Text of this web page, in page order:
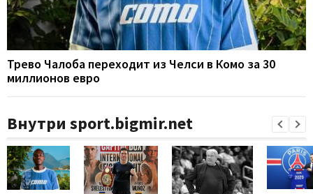
Трево Чалоба переходит из Челси в Комо за 30
миллионов евро
Внутри sport.bigmir.net